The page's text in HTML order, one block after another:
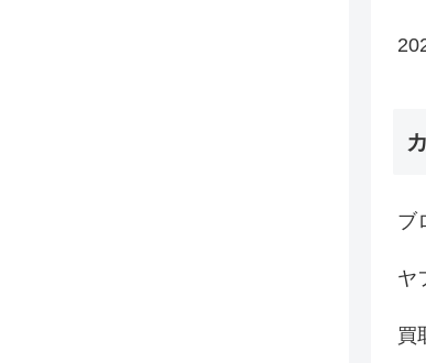
ブ
ヤ
買